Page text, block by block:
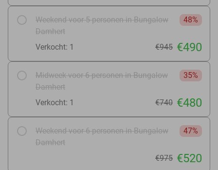
Weekend voor 5 personen in Bungalow
Damhert
48%
Verkocht: 1 €945 €490
Midweek voor 6 personen in Bungalow
Damhert
35%
Verkocht: 1 €740 €480
Weekend voor 6 personen in Bungalow
Damhert
47%
€975 €520